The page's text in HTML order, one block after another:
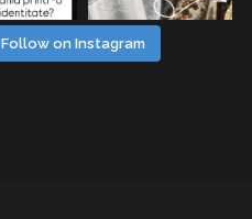
Follow on Instagram